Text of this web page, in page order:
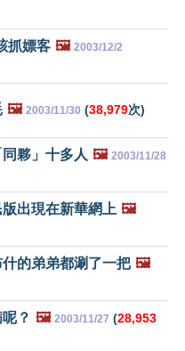
抓嫖客 🖼️ 2003/12/2
🖼️ 2003/11/30 (38,979次)
夥」十多人 🖼️ 2003/11/28
出現在新華網上 🖼️
的弟弟都涮了一把 🖼️
？ 🖼️ 2003/11/27 (28,953